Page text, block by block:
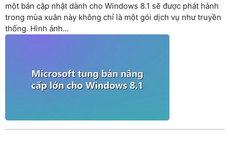
một bản cập nhật dành cho Windows 8.1 sẽ được phát hành
trong mùa xuân này không chỉ là một gói dịch vụ như truyền
thống. Hình ảnh...